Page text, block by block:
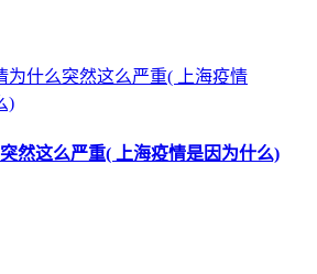
突然这么严重( 上海疫情是因为什么)